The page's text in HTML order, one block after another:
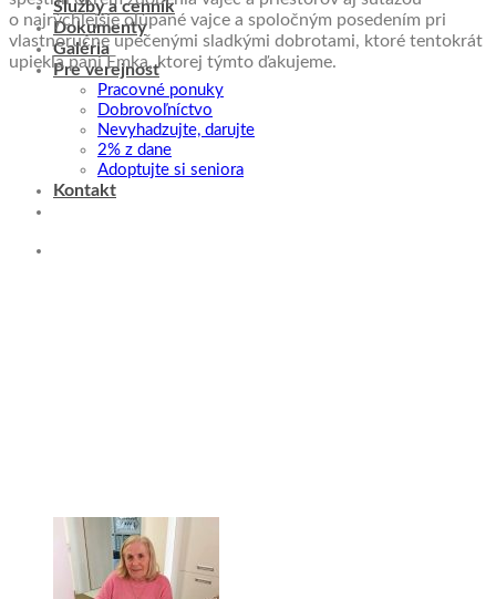
Služby a cenník
Dokumenty
Galéria
Pre verejnosť
Pracovné ponuky
Dobrovoľníctvo
Nevyhadzujte, darujte
2% z dane
Adoptujte si seniora
Kontakt
o najrýchlejšie olúpané vajce a spoločným posedením pri
vlastnoručne upečenými sladkými dobrotami, ktoré tentokrát
upiekla pani Emka, ktorej týmto ďakujeme.